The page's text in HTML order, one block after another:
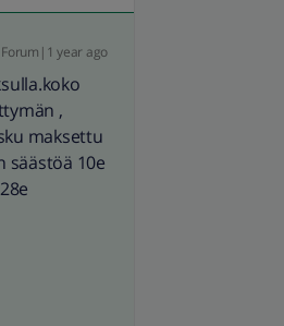
year ago
,
maksettu
säästöä 10e